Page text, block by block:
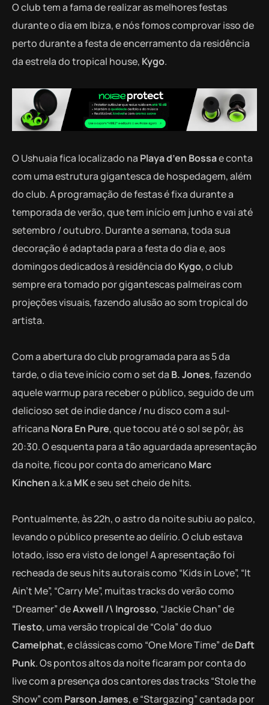
O club tem a fama de realizar as melhores festas
durante o dia em Ibiza, e nós fomos comprovar isso de
perto durante a festa de encerramento da residência
da estrela do tropical house, Kygo.
O Ushuaia fica localizado na Playa d’en Bossae conta
com uma estrutura gigantesca de hospedagem, além
do club. A programação de festas é fixa durante a
temporada de verão, que tem início em junho e vai até
setembro / outubro. Durante a semana, toda sua
decoração é adaptada para a festa do dia e, aos
domingos dedicados à residência do Kygo, o club
sempre era tomado por gigantescas palmeiras com
projeções visuais, fazendo alusão ao som tropical do
artista.
Com a abertura do club programada para as 5 da
tarde, o dia teve início com o set da B. Jones, fazendo
aquele warmup para receber o público, seguido de um
delicioso set de indie dance / nu disco com a sul-
africana Nora En Pure, que tocou até o sol se pôr, às
20:30. O esquenta para a tão aguardada apresentação
da noite, ficou por conta do americano Marc
Kinchena.k.a MKe seu set cheio de hits.
Pontualmente, às 22h, o astro da noite subiu ao palco,
levando o público presente ao delírio. O club estava
lotado, isso era visto de longe! A apresentação foi
recheada de seus hits autorais como “Kids in Love”, “It
Ain’t Me”, “Carry Me”, muitas tracks do verão como
“Dreamer” deAxwell /\ Ingrosso, “Jackie Chan” de
Tiesto, uma versão tropical de “Cola” do duo
Camelphat, e clássicas como “One More Time” deDaft
Punk. Os pontos altos da noite ficaram por conta do
live com a presença dos cantores das tracks “Stole the
Show” com Parson James, e “Stargazing” cantada por